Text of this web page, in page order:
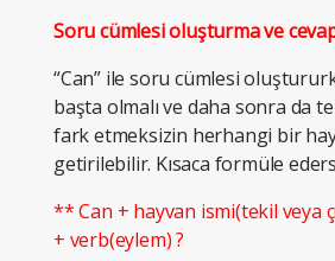
Soru cümlesi oluşturma ve
“Can” ile soru cümlesi
başta olmalı ve daha sonra da
fark etmeksizin herhangi bir
getirilebilir. Kısaca formüle
** Can + hayvan ismi(tekil veya
+ verb(eylem) ?